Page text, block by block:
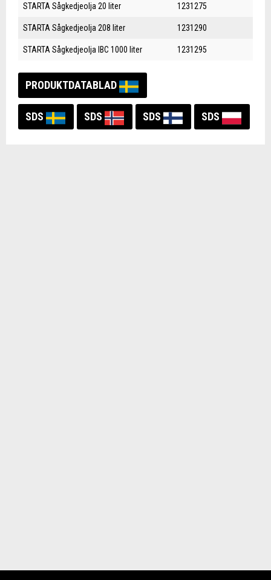
STARTA Sågkedjeolja 20 liter 1231275
STARTA Sågkedjeolja 208 liter 1231290
STARTA Sågkedjeolja IBC 1000 liter 1231295
PRODUKTDATABLAD
SDS SDS SDS SDS